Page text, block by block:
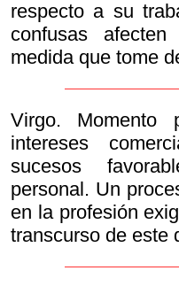
respecto a su
confusas
medida que tome
Virgo. Momento
intereses
sucesos
personal. Un
en la profesión
transcurso de este